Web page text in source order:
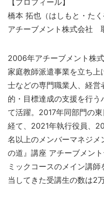
【プロフィール】
橋本 拓也（はしもと・たく
アチーブメント株式会社
2006年アチーブメント株
家庭教師派遣事業を立ち
士などの専門職業人、経営
的・目標達成の支援を行
て活躍。2017年同部門の
経て、2021年執行役員、
名以上のメンバーマネジ
の道』講座 アチーブメン
ミックコースのメイン講
当してきた受講生の数は2